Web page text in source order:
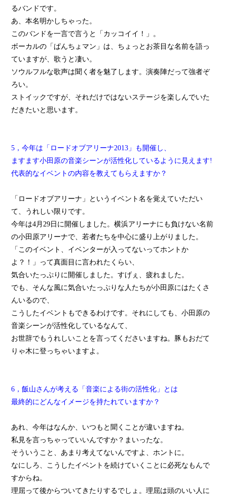
るバンドです。
あ、本名明かしちゃった。
このバンドを一言で言うと「カッコイイ！」。
ボーカルの「ぱんちょマン」は、ちょっとお茶目な名前を語っ
ていますが、歌うと凄い。
ソウルフルな歌声は聞く者を魅了します。演奏陣だって強者ぞ
ろい。
ストイックですが、それだけではないステージを楽しんでいた
だきたいと思います。
5，今年は「ロードオブアリーナ2013」も開催し、
ますます小田原の音楽シーンが活性化しているように見えます!
代表的なイベントの内容を教えてもらえますか？
「ロードオブアリーナ」というイベント名を覚えていただい
て、うれしい限りです。
今年は4月29日に開催しました。横浜アリーナにも負けない名前
の小田原アリーナで、若者たちを中心に盛り上がりました。
「このイベント、イベンターが入ってないってホントか
よ？！」って真面目に言われたくらい、
気合いたっぷりに開催しました。すげぇ、疲れました。
でも、そんな風に気合いたっぷりな人たちが小田原にはたくさ
んいるので、
こうしたイベントもできるわけです。それにしても、小田原の
音楽シーンが活性化しているなんて、
お世辞でもうれしいことを言ってくださいますね。豚もおだて
りゃ木に登っちゃいますよ。
6，飯山さんが考える「音楽による街の活性化」とは
最終的にどんなイメージを持たれていますか？
あれ、今年はなんか、いつもと聞くことが違いますね。
私見を言っちゃっていいんですか？まいったな。
そういうこと、あまり考えてないんですよ、ホントに。
なにしろ、こうしたイベントを続けていくことに必死なもんで
すからね。
理屈って後からついてきたりするでしょ。理屈は頭のいい人に